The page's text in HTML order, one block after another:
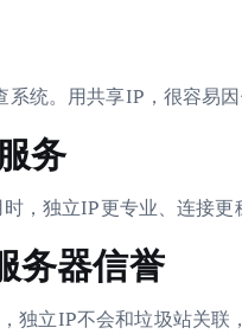
统。用共享IP，很容易因
务
，独立IP更专业、连接更
务器信誉
独立IP不会和垃圾站关联